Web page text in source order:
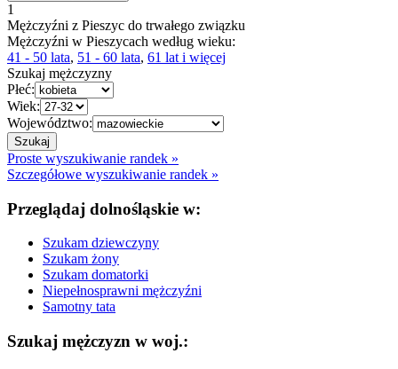
1
Mężczyźni z Pieszyc do trwałego związku
Mężczyźni w Pieszycach według wieku:
41 - 50 lata, 51 - 60 lata, 61 lat i więcej
Szukaj mężczyzny
Płeć:
Wiek:
Województwo:
Proste wyszukiwanie randek »
Szczegółowe wyszukiwanie randek »
Przeglądaj dolnośląskie w:
Szukam dziewczyny
Szukam żony
Szukam domatorki
Niepełnosprawni mężczyźni
Samotny tata
Szukaj mężczyzn w woj.: